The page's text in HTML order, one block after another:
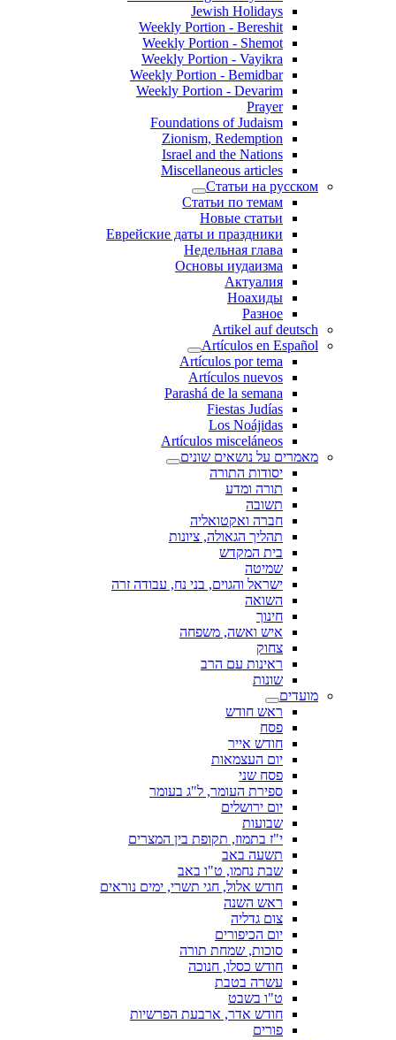
Jewish Holidays
Weekly Portion - Bereshit
Weekly Portion - Shemot
Weekly Portion - Vayikra
Weekly Portion - Bemidbar
Weekly Portion - Devarim
Prayer
Foundations of Judaism
Zionism, Redemption
Israel and the Nations
Miscellaneous articles
Статьи на русском
Статьи по темам
Новые статьи
Еврейские даты и праздники
Недельная глава
Основы иудаизма
Актуалия
Ноахиды
Разное
Artikel auf deutsch
Artículos en Español
Artículos por tema
Artículos nuevos
Parashá de la semana
Fiestas Judías
Los Noájidas
Artículos misceláneos
מאמרים על נושאים שונים
יסודות התורה
תורה ומדע
תשובה
חברה ואקטואליה
תהליך הגאולה, ציונות
בית המקדש
שמיטה
ישראל והגוים, בני נח, עבודה זרה
השואה
חינוך
איש ואשה, משפחה
צחוק
ראינות עם הרב
שונות
מועדים
ראש חודש
פסח
חודש אייר
יום העצמאות
פסח שני
ספירת העומר, ל"ג בעומר
יום ירושלים
שבועות
י"ז בתמוז, תקופת בין המצרים
תשעה באב
שבת נחמו, ט"ו באב
חודש אלול, חגי תשרי, ימים נוראים
ראש השנה
צום גדליה
יום הכיפורים
סוכות, שמחת תורה
חודש כסלו, חנוכה
עשרה בטבת
ט"ו בשבט
חודש אדר, ארבעת הפרשיות
פורים